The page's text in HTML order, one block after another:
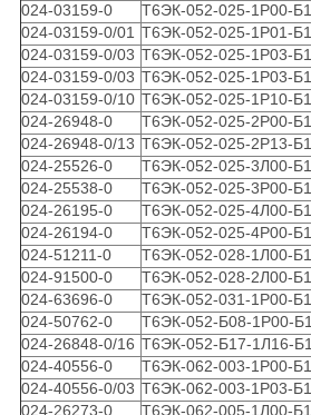
024-03159-0
Т6ЭК-052-025-1Р00-Б1
024-03159-0/01 Т6ЭК-052-025-1Р01-Б1
024-03159-0/03 Т6ЭК-052-025-1Р03-Б1
024-03159-0/03 Т6ЭК-052-025-1Р03-Б1
024-03159-0/10 Т6ЭК-052-025-1Р10-Б1
024-26948-0
Т6ЭК-052-025-2Р00-Б1
024-26948-0/13 Т6ЭК-052-025-2Р13-Б1
024-25526-0
Т6ЭК-052-025-3Л00-Б1
024-25538-0
Т6ЭК-052-025-3Р00-Б1
024-26195-0
Т6ЭК-052-025-4Л00-Б1
024-26194-0
Т6ЭК-052-025-4Р00-Б1
024-51211-0
Т6ЭК-052-028-1Л00-Б1
024-91500-0
Т6ЭК-052-028-2Л00-Б1
024-63696-0
Т6ЭК-052-031-1Р00-Б1
024-50762-0
Т6ЭК-052-Б08-1Р00-Б1
024-26848-0/16 Т6ЭК-052-Б17-1Л16-Б1
024-40556-0
Т6ЭК-062-003-1Р00-Б1
024-40556-0/03 Т6ЭК-062-003-1Р03-Б1
024-26273-0
Т6ЭК-062-005-1Л00-Б1